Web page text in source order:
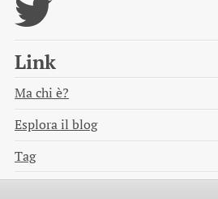
Link
Ma chi è?
Esplora il blog
Tag